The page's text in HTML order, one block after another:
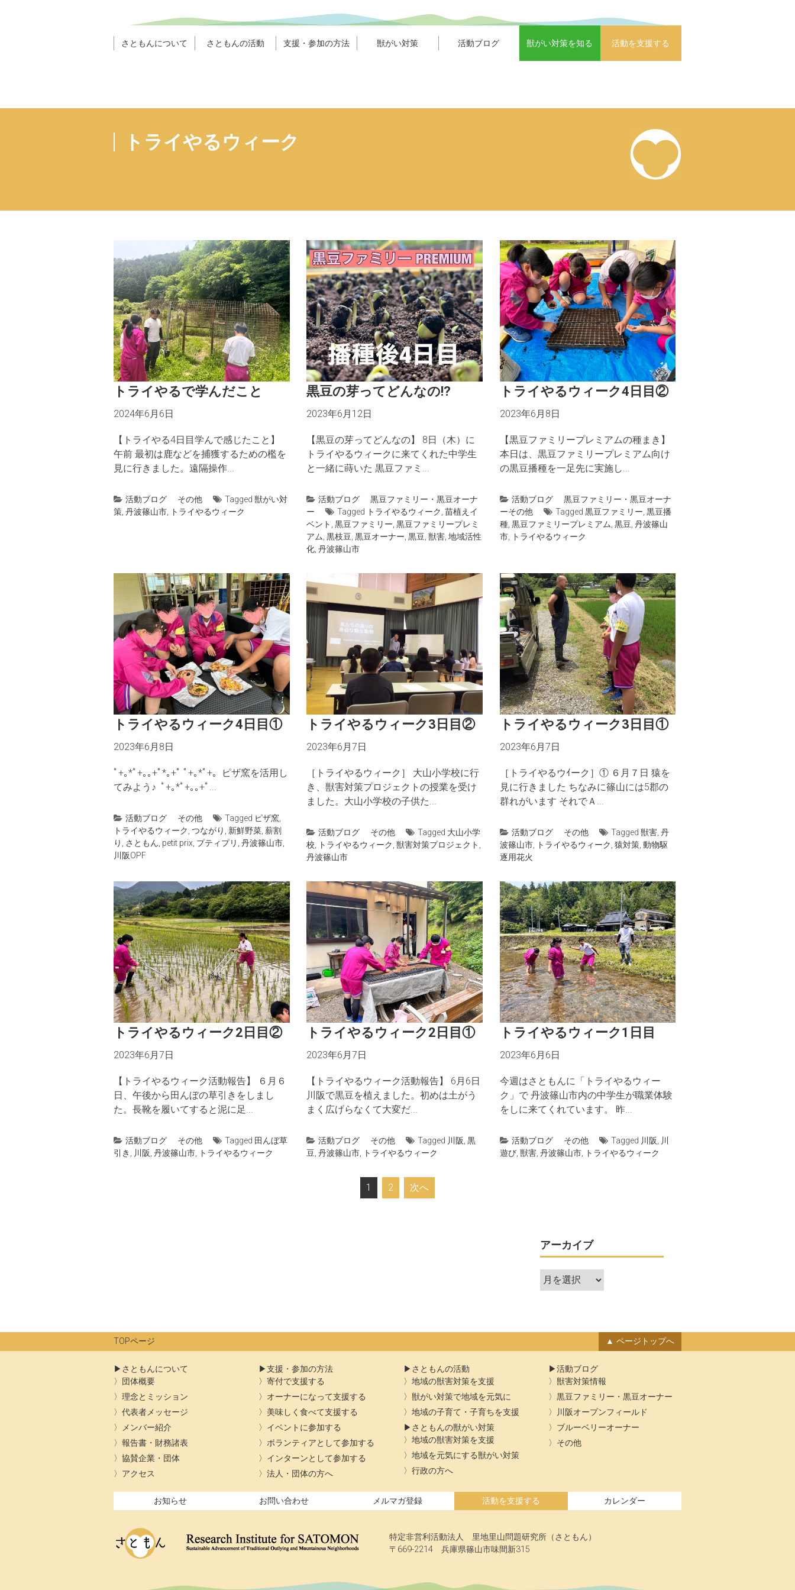
さともんについて さともんの活動 支援・参加の方法 獣がい対策 活動ブログ 獣がい対策を知る 活動を支援する
トライやるウィーク
トライやるで学んだこと
2024年6月6日
【トライやる4日目学んで感じたこと】
午前 最初は鹿などを捕獲するための檻を
見に行きました。遠隔操作...
活動ブログ その他 Tagged 獣がい対
策 丹波篠山市 トライやるウィーク
黒豆の芽ってどんなの!?
2023年6月12日
【黒豆の芽ってどんなの】 8日（木）に
トライやるウィークに来てくれた中学生
と一緒に蒔いた 黒豆ファミ...
活動ブログ
黒豆ファミリー・黒豆オーナ
ー
Tagged トライやるウィーク ,苗植えイ
ベント ,黒豆ファミリー ,黒豆ファミリープレミ
アム ,黒枝豆 ,黒豆オーナー ,黒豆 ,獣害 ,地域活性
化 ,丹波篠山市
トライやるウィーク4日目②
2023年6月8日
【黒豆ファミリープレミアムの種まき】
本日は、黒豆ファミリープレミアム向け
の黒豆播種を一足先に実施し...
活動ブログ
黒豆ファミリー・黒豆オーナ
ーその他 Tagged 黒豆ファミリー 黒豆播
種, 黒豆ファミリープレミアム 黒豆 丹波篠山
市, トライやるウィーク
トライやるウィーク4日目①
2023年6月8日
ﾟ+｡*ﾟ+｡｡+ﾟ*｡+ﾟ ﾟ+｡*ﾟ+｡ ⁡ ピザ窯を活用し
てみよう♪ ⁡ ﾟ+｡*ﾟ+｡｡+ﾟ...
活動ブログ その他 Tagged ピザ窯,
トライやるウィーク, つながり , 新鮮野菜, 薪割
り , さともん, petit prix, プティプリ , 丹波篠山市,
川阪OPF
トライやるウィーク3日目②
2023年6月7日
［トライやるウィーク］ 大山小学校に行
き、獣害対策プロジェクトの授業を受け
ました。大山小学校の子供た...
活動ブログ その他 Tagged 大山小学
校, トライやるウィーク,獣害対策プロジェクト ,
丹波篠山市
トライやるウィーク3日目①
2023年6月7日
［トライやるウｲーク］① ６月７日 猿を
見に行きました ちなみに篠山には5郡の
群れがいます それでＡ...
活動ブログ その他 Tagged 獣害, 丹
波篠山市, トライやるウィーク, 猿対策, 動物駆
逐用花火
トライやるウィーク2日目②
2023年6月7日
【トライやるウィーク活動報告】 ６月６
日、午後から田んぼの草引きをしまし
た。長靴を履いてすると泥に足...
活動ブログ その他 Tagged 田んぼ草
引き , 川阪, 丹波篠山市, トライやるウィーク
トライやるウィーク2日目①
2023年6月7日
【トライやるウィーク活動報告】 6月6日
川阪で黒豆を植えました。初めは土がう
まく広げらなくて大変だ...
活動ブログ その他 Tagged 川阪,黒
豆,丹波篠山市, トライやるウィーク
トライやるウィーク1日目
2023年6月6日
今週はさともんに「トライやるウィー
ク」で 丹波篠山市内の中学生が職業体験
をしに来てくれています。 昨...
活動ブログ その他 Tagged 川阪, 川
遊び, 獣害, 丹波篠山市, トライやるウィーク
ン
1 2 次へ
アーカイブ
ア
ー
ブ
TOPページ ページトップへ
さともんについて
団体概要
理念とミッション
代表者メッセージ
メンバー紹介
報告書・財務諸表
協賛企業・団体
アクセス
支援・参加の方法
寄付で支援する
オーナーになって支援する
美味しく食べて支援する
イベントに参加する
ボランティアとして参加する
インターンとして参加する
法人・団体の方へ
さともんの活動
地域の獣害対策を支援
獣がい対策で地域を元気に
地域の子育て・子育ちを支援
さともんの獣がい対策
地域の獣害対策を支援
地域を元気にする獣がい対策
行政の方へ
活動ブログ
獣害対策情報
黒豆ファミリー・黒豆オーナー
川阪オープンフィールド
ブルーベリーオーナー
その他
お知らせ お問い合わせ メルマガ登録 活動を支援する カレンダー
特定非営利活動法人 里地里山問題研究所（さともん）
〒669-2214 兵庫県篠山市味間新315